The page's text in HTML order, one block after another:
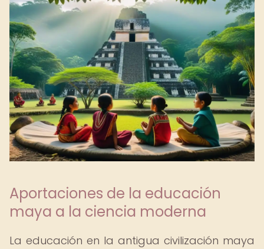
Aportaciones de la educación
maya a la ciencia moderna
La educación en la antigua civilización maya